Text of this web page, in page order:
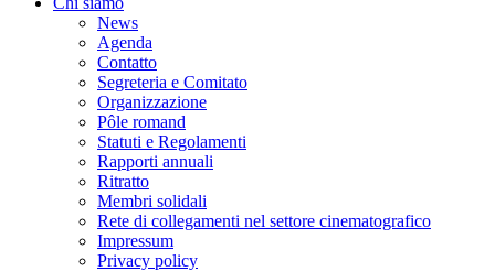
News
Agenda
Contatto
Segreteria e Comitato
Organizzazione
Pôle romand
Statuti e Regolamenti
Rapporti annuali
Ritratto
Membri solidali
Rete di collegamenti nel settore cinematografico
Impressum
Privacy policy